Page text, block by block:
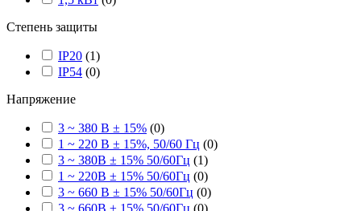
Степень защиты
IP20 (1)
IP54 (0)
Напряжение
3 ~ 380 В ± 15% (0)
1 ~ 220 В ± 15%, 50/60 Гц (0)
3 ~ 380В ± 15% 50/60Гц (1)
1 ~ 220В ± 15% 50/60Гц (0)
3 ~ 660 В ± 15% 50/60Гц (0)